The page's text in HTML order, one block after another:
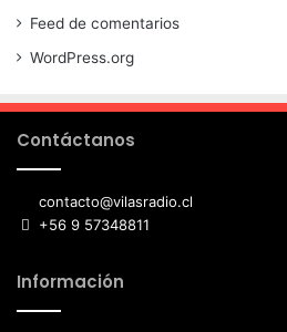
Feed de comentarios
WordPress.org
Contáctanos
contacto@vilasradio.cl
+56 9 57348811
Información